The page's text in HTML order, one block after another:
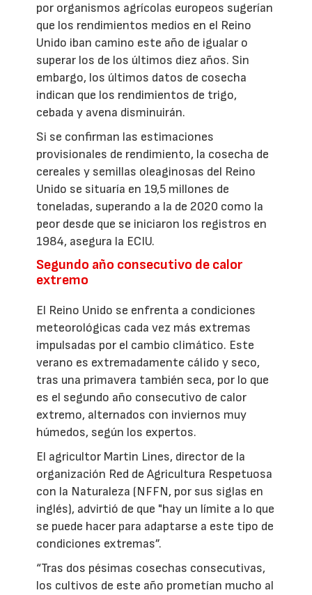
por organismos agrícolas europeos sugerían
que los rendimientos medios en el Reino
Unido iban camino este año de igualar o
superar los de los últimos diez años. Sin
embargo, los últimos datos de cosecha
indican que los rendimientos de trigo,
cebada y avena disminuirán.
Si se confirman las estimaciones
provisionales de rendimiento, la cosecha de
cereales y semillas oleaginosas del Reino
Unido se situaría en 19,5 millones de
toneladas, superando a la de 2020 como la
peor desde que se iniciaron los registros en
1984, asegura la ECIU.
Segundo año consecutivo de calor
extremo
El Reino Unido se enfrenta a condiciones
meteorológicas cada vez más extremas
impulsadas por el cambio climático. Este
verano es extremadamente cálido y seco,
tras una primavera también seca, por lo que
es el segundo año consecutivo de calor
extremo, alternados con inviernos muy
húmedos, según los expertos.
El agricultor Martin Lines, director de la
organización Red de Agricultura Respetuosa
con la Naturaleza (NFFN, por sus siglas en
inglés), advirtió de que "hay un límite a lo que
se puede hacer para adaptarse a este tipo de
condiciones extremas”.
“Tras dos pésimas cosechas consecutivas,
los cultivos de este año prometían mucho al